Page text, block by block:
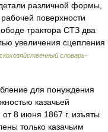
различной формы,
поверхности
трактора СТЗ два
увеличения сцепления
словарь-
для понуждения
казачьей
8 июня 1867 г. изъяты
только казачьим